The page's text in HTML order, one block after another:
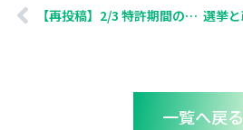
【再投稿】2/3 特許期間の延長制度とは？ 〜「＋5年」の裏側を読み解く
一覧へ戻る